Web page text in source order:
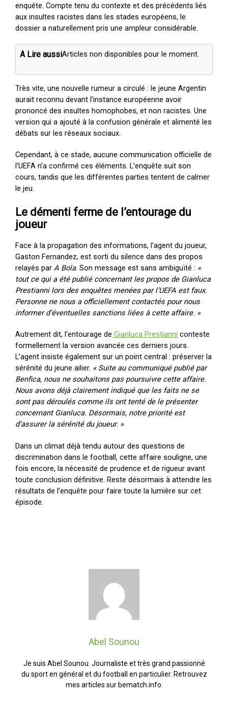
enquête. Compte tenu du contexte et des précédents liés
aux insultes racistes dans les stades européens, le
dossier a naturellement pris une ampleur considérable.
A Lire aussiArticles non disponibles pour le moment.
Très vite, une nouvelle rumeur a circulé : le jeune Argentin
aurait reconnu devant l’instance européenne avoir
prononcé des insultes homophobes, et non racistes. Une
version qui a ajouté à la confusion générale et alimenté les
débats sur les réseaux sociaux.
Cependant, à ce stade, aucune communication officielle de
l’UEFA n’a confirmé ces éléments. L’enquête suit son
cours, tandis que les différentes parties tentent de calmer
le jeu.
Le démenti ferme de l’entourage du
joueur
Face à la propagation des informations, l’agent du joueur,
Gaston Fernandez, est sorti du silence dans des propos
relayés par A Bola. Son message est sans ambiguïté : «
tout ce qui a été publié concernant les propos de Gianluca
Prestianni lors des enquêtes menées par l’UEFA est faux.
Personne ne nous a officiellement contactés pour nous
informer d’éventuelles sanctions liées à cette affaire. »
Autrement dit, l’entourage de Gianluca Prestianni conteste
formellement la version avancée ces derniers jours.
L’agent insiste également sur un point central : préserver la
sérénité du jeune ailier. « Suite au communiqué publié par
Benfica, nous ne souhaitons pas poursuivre cette affaire.
Nous avons déjà clairement indiqué que les faits ne se
sont pas déroulés comme ils ont tenté de le présenter
concernant Gianluca. Désormais, notre priorité est
d’assurer la sérénité du joueur. »
Dans un climat déjà tendu autour des questions de
discrimination dans le football, cette affaire souligne, une
fois encore, la nécessité de prudence et de rigueur avant
toute conclusion définitive. Reste désormais à attendre les
résultats de l’enquête pour faire toute la lumière sur cet
épisode.
Abel Sounou
Je suis Abel Sounou. Journaliste et très grand passionné
du sport en général et du football en particulier. Retrouvez
mes articles sur bematch.info.